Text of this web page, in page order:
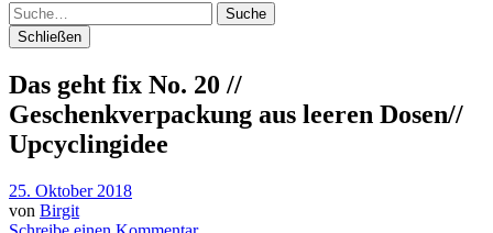
Suche
Schließen
Das geht fix No. 20 //
Geschenkverpackung aus leeren Dosen//
Upcyclingidee
25. Oktober 2018
von Birgit